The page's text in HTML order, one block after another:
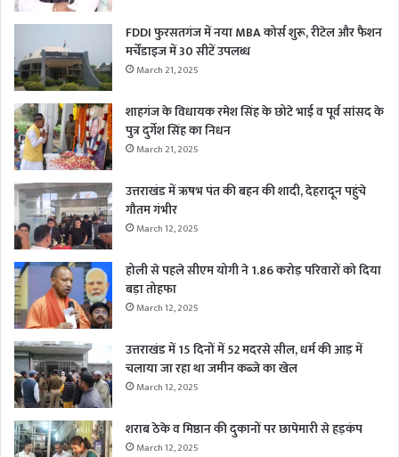
FDDI फुरसतगंज में नया MBA कोर्स शुरू, रीटेल और फैशन
मर्चेंडाइज में 30 सीटें उपलब्ध
March 21, 2025
शाहगंज के विधायक रमेश सिंह के छोटे भाई व पूर्व सांसद के
पुत्र दुर्गेश सिंह का निधन
March 21, 2025
उत्तराखंड में ऋषभ पंत की बहन की शादी, देहरादून पहुंचे
गौतम गंभीर
March 12, 2025
होली से पहले सीएम योगी ने 1.86 करोड़ परिवारों को दिया
बड़ा तोहफा
March 12, 2025
उत्तराखंड में 15 दिनों में 52 मदरसे सील, धर्म की आड़ में
चलाया जा रहा था जमीन कब्जे का खेल
March 12, 2025
शराब ठेके व मिष्ठान की दुकानों पर छापेमारी से हड़कंप
March 12, 2025